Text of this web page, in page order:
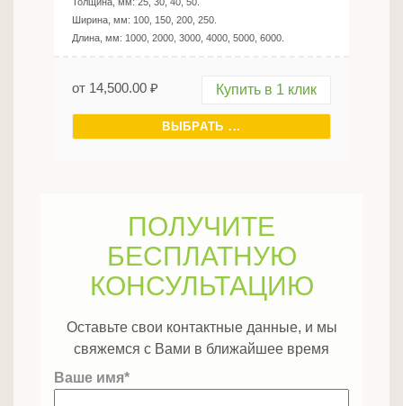
Ширина, мм: 100, 150, 200, 250
Длина, мм: 1000, 2000, 3000, 4000, 5000, 6000
от 14,500.00 ₽ Купить в 1 клик
ВЫБРАТЬ ...
ПОЛУЧИТЕ
БЕСПЛАТНУЮ
КОНСУЛЬТАЦИЮ
Оставьте свои контактные данные, и мы
свяжемся с Вами в ближайшее время
Ваше имя*